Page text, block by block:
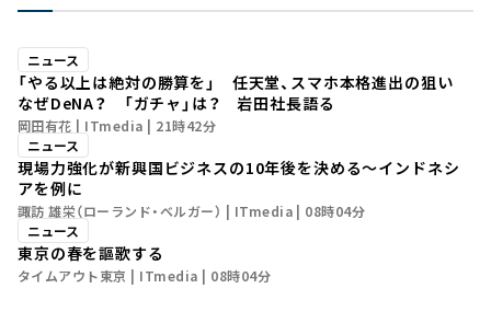
ニュース
「やる以上は絶対の勝算を」 任天堂、スマホ本格進出の狙い
なぜDeNA？ 「ガチャ」は？ 岩田社長語る
岡田有花 ITmedia
21時42分
ニュース
現場力強化が新興国ビジネスの10年後を決める～インドネシ
アを例に
諏訪 雄栄（ローランド・ベルガー） ITmedia
08時04分
ニュース
東京の春を謳歌する
タイムアウト東京 ITmedia 08時04分